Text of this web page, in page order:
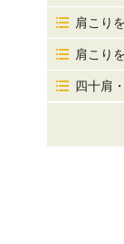
肩こり
肩こり
四十肩